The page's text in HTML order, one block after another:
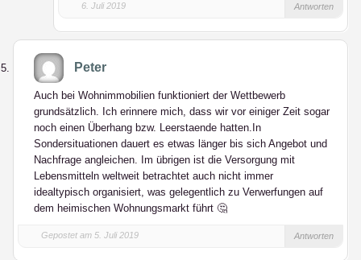
6. Juli 2019 Antworten
Peter
Auch bei Wohnimmobilien funktioniert der Wettbewerb
grundsätzlich. Ich erinnere mich, dass wir vor einiger Zeit sogar
noch einen Überhang bzw. Leerstaende hatten.In
Sondersituationen dauert es etwas länger bis sich Angebot und
Nachfrage angleichen. Im übrigen ist die Versorgung mit
Lebensmitteln weltweit betrachtet auch nicht immer
idealtypisch organisiert, was gelegentlich zu Verwerfungen auf
dem heimischen Wohnungsmarkt führt 🤔
Gepostet am 5. Juli 2019 Antworten